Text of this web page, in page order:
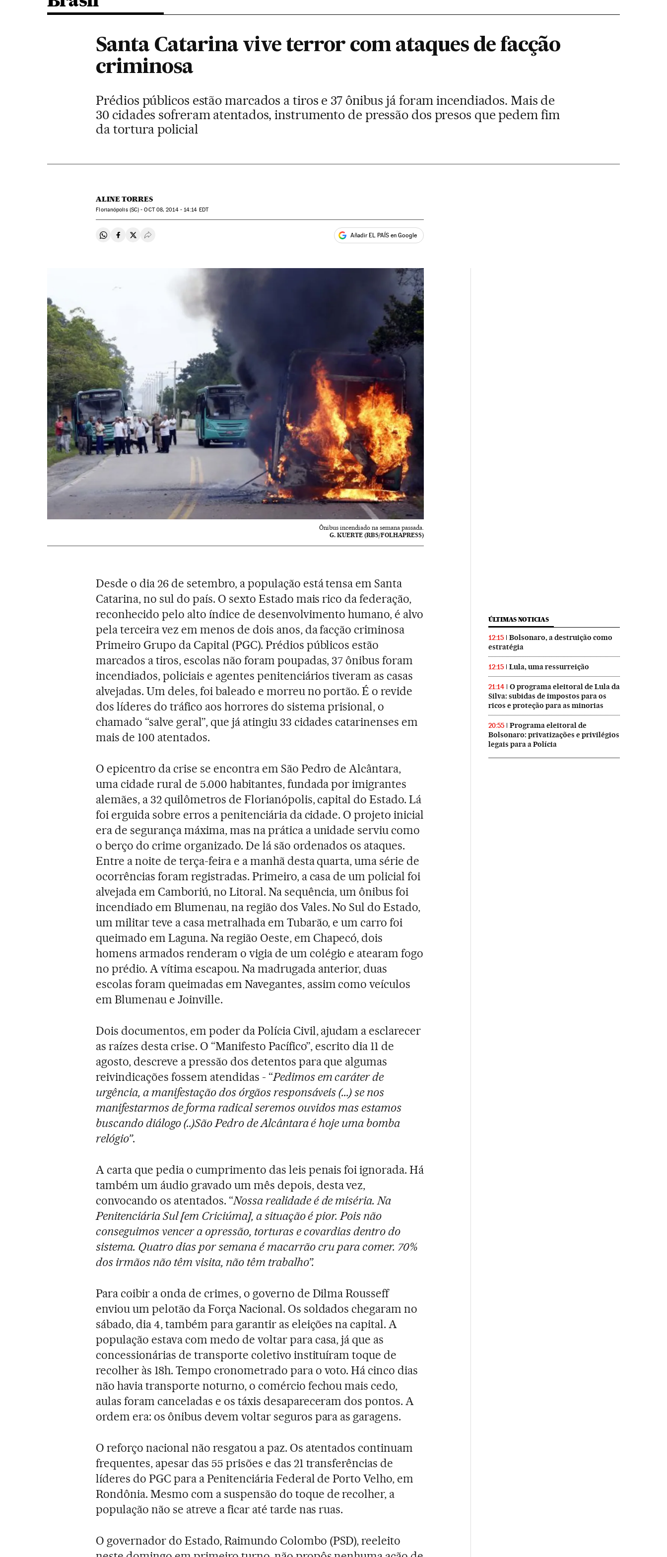
Santa Catarina vive terror com ataques de facção
criminosa
Prédios públicos estão marcados a tiros e 37 ônibus já foram incendiados. Mais de
30 cidades sofreram atentados, instrumento de pressão dos presos que pedem fim
da tortura policial
ALINE TORRES
Florianópolis (SC) -OCT08, 2014 - 14:14 EDT
Compartir en Whatsapp
Compartir en Facebook
Compartir en Twitter
Desplegar Redes Sociales Añadir EL PAÍS en Google
Ônibus incendiado na semana passada.
G. KUERTE (RBS/FOLHAPRESS)
Desde o dia 26 de setembro, a população está tensa em Santa
Catarina, no sul do país. O sexto Estado mais rico da federação,
reconhecido pelo alto índice de desenvolvimento humano, é alvo
pela terceira vez em menos de dois anos, da facção criminosa
Primeiro Grupo da Capital (PGC). Prédios públicos estão
marcados a tiros, escolas não foram poupadas, 37 ônibus foram
incendiados, policiais e agentes penitenciários tiveram as casas
alvejadas. Um deles, foi baleado e morreu no portão. É o revide
dos líderes do tráfico aos horrores do sistema prisional, o
chamado “salve geral”, que já atingiu 33 cidades catarinenses em
mais de 100 atentados.
O epicentro da crise se encontra em São Pedro de Alcântara,
uma cidade rural de 5.000 habitantes, fundada por imigrantes
alemães, a 32 quilômetros de Florianópolis, capital do Estado. Lá
foi erguida sobre erros a penitenciária da cidade. O projeto inicial
era de segurança máxima, mas na prática a unidade serviu como
o berço do crime organizado. De lá são ordenados os ataques.
Entre a noite de terça-feira e a manhã desta quarta, uma série de
ocorrências foram registradas. Primeiro, a casa de um policial foi
alvejada em Camboriú, no Litoral. Na sequência, um ônibus foi
incendiado em Blumenau, na região dos Vales. No Sul do Estado,
um militar teve a casa metralhada em Tubarão, e um carro foi
queimado em Laguna. Na região Oeste, em Chapecó, dois
homens armados renderam o vigia de um colégio e atearam fogo
no prédio. A vítima escapou. Na madrugada anterior, duas
escolas foram queimadas em Navegantes, assim como veículos
em Blumenau e Joinville.
Dois documentos, em poder da Polícia Civil, ajudam a esclarecer
as raízes desta crise. O “Manifesto Pacífico”, escrito dia 11 de
agosto, descreve a pressão dos detentos para que algumas
reivindicações fossem atendidas - “Pedimos em caráter de
urgência, a manifestação dos órgãos responsáveis (...) se nos
manifestarmos de forma radical seremos ouvidos mas estamos
buscando diálogo (..)São Pedro de Alcântara é hoje uma bomba
relógio”.
A carta que pedia o cumprimento das leis penais foi ignorada. Há
também um áudio gravado um mês depois, desta vez,
convocando os atentados. “Nossa realidade é de miséria. Na
Penitenciária Sul [em Criciúma], a situação é pior. Pois não
conseguimos vencer a opressão, torturas e covardias dentro do
sistema. Quatro dias por semana é macarrão cru para comer. 70%
dos irmãos não têm visita, não têm trabalho”.
Para coibir a onda de crimes, o governo de Dilma Rousseff
enviou um pelotão da Força Nacional. Os soldados chegaram no
sábado, dia 4, também para garantir as eleições na capital. A
população estava com medo de voltar para casa, já que as
concessionárias de transporte coletivo instituíram toque de
recolher às 18h. Tempo cronometrado para o voto. Há cinco dias
não havia transporte noturno, o comércio fechou mais cedo,
aulas foram canceladas e os táxis desapareceram dos pontos. A
ordem era: os ônibus devem voltar seguros para as garagens.
O reforço nacional não resgatou a paz. Os atentados continuam
frequentes, apesar das 55 prisões e das 21 transferências de
líderes do PGC para a Penitenciária Federal de Porto Velho, em
Rondônia. Mesmo com a suspensão do toque de recolher, a
população não se atreve a ficar até tarde nas ruas.
O governador do Estado, Raimundo Colombo (PSD), reeleito
ÚLTIMAS NOTICIAS
12:15
Bolsonaro, a destruição como
estratégia
12:15 Lula, uma ressurreição
21:14
O programa eleitoral de Lula da
Silva: subidas de impostos para os
ricos e proteção para as minorias
20:55
Programa eleitoral de
Bolsonaro: privatizações e privilégios
legais para a Polícia